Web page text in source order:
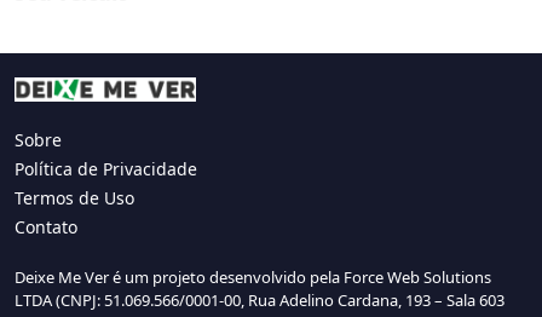
Sobre
Política de Privacidade
Termos de Uso
Contato
Deixe Me Ver é um projeto desenvolvido pela Force Web Solutions
LTDA (CNPJ: 51.069.566/0001-00, Rua Adelino Cardana, 193 – Sala 603